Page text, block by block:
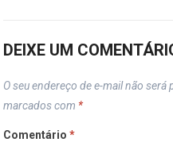
DEIXE UM
O seu endereço de e-mail não será
marcados com *
Comentário*